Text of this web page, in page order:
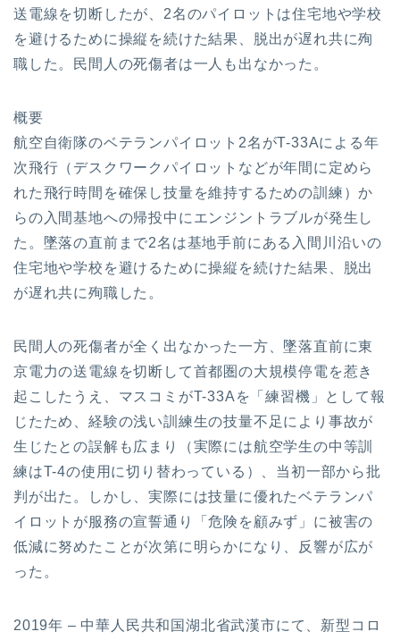
送電線を切断したが、2名のパイロットは住宅地や学校
を避けるために操縦を続けた結果、脱出が遅れ共に殉
職した。民間人の死傷者は一人も出なかった。
概要
航空自衛隊のベテランパイロット2名がT-33Aによる年
次飛行（デスクワークパイロットなどが年間に定めら
れた飛行時間を確保し技量を維持するための訓練）か
らの入間基地への帰投中にエンジントラブルが発生し
た。墜落の直前まで2名は基地手前にある入間川沿いの
住宅地や学校を避けるために操縦を続けた結果、脱出
が遅れ共に殉職した。
民間人の死傷者が全く出なかった一方、墜落直前に東
京電力の送電線を切断して首都圏の大規模停電を惹き
起こしたうえ、マスコミがT-33Aを「練習機」として報
じたため、経験の浅い訓練生の技量不足により事故が
生じたとの誤解も広まり（実際には航空学生の中等訓
練はT-4の使用に切り替わっている）、当初一部から批
判が出た。しかし、実際には技量に優れたベテランパ
イロットが服務の宣誓通り「危険を顧みず」に被害の
低減に努めたことが次第に明らかになり、反響が広が
った。
2019年 – 中華人民共和国湖北省武漢市にて、新型コロ